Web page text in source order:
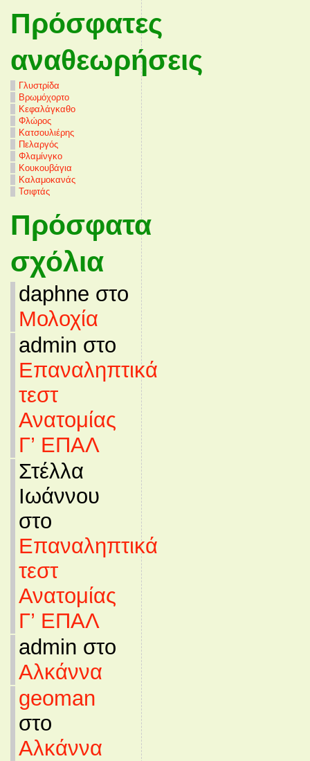
Πρόσφατες
αναθεωρήσεις
Γλυστρίδα
Βρωμόχορτο
Κεφαλάγκαθο
Φλώρος
Κατσουλιέρης
Πελαργός
Φλαμίνγκο
Κουκουβάγια
Καλαμοκανάς
Τσιφτάς
Πρόσφατα
σχόλια
daphne στο
Μολοχία
admin στο
Επαναληπτικά
τεστ
Ανατομίας
Γ’ ΕΠΑΛ
Στέλλα
Ιωάννου
στο
Επαναληπτικά
τεστ
Ανατομίας
Γ’ ΕΠΑΛ
admin στο
Αλκάννα
geoman
στο
Αλκάννα